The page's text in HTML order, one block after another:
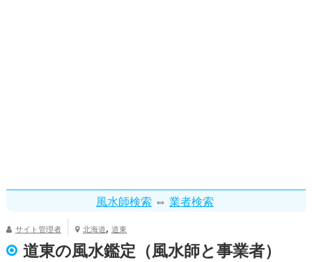
風水師検索 ⇔ 業者検索
サイト管理者 北海道, 道東
道東の風水鑑定（風水師と事業者）